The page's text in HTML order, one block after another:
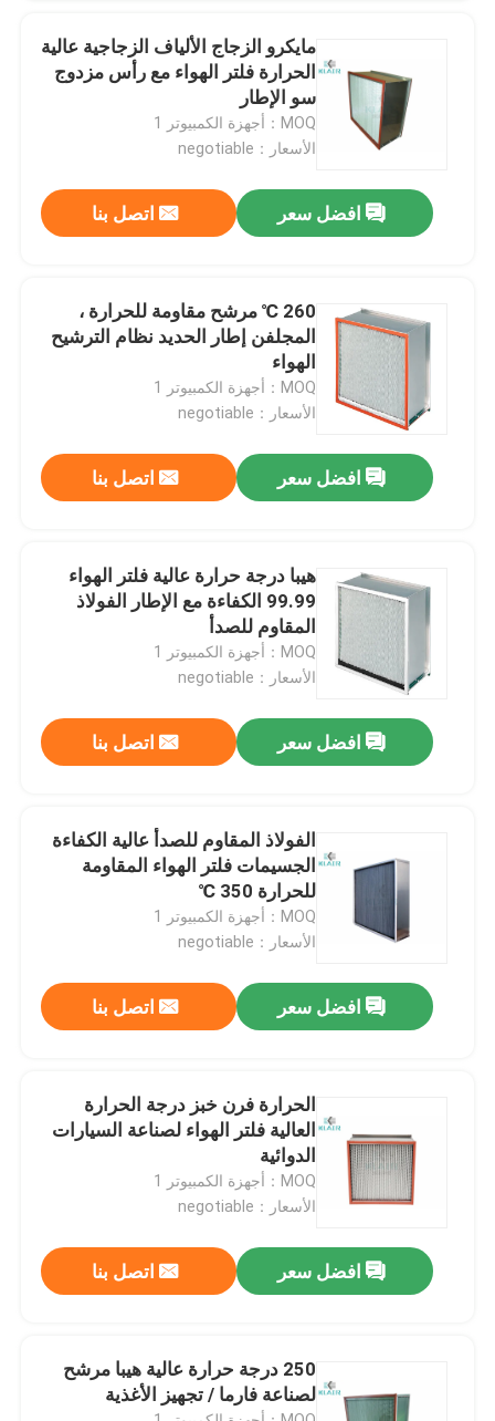
معلومات عنا
جولة في المعمل
اتصل بنا
اطلب اقتباس
مرشحات الهواء حقيبة
مايكرو الزجاج الألياف الزجاجية عالية
الحرارة فلتر الهواء مع رأس مزدوج
سو الإطار
MOQ：أجهزة الكمبيوتر 1
الأسعار：negotiable
افضل سعر اتصل بنا
260 ℃ مرشح مقاومة للحرارة ،
المجلفن إطار الحديد نظام الترشيح
الهواء
MOQ：أجهزة الكمبيوتر 1
الأسعار：negotiable
افضل سعر اتصل بنا
هيبا درجة حرارة عالية فلتر الهواء
99.99 الكفاءة مع الإطار الفولاذ
المقاوم للصدأ
MOQ：أجهزة الكمبيوتر 1
الأسعار：negotiable
افضل سعر اتصل بنا
الفولاذ المقاوم للصدأ عالية الكفاءة
الجسيمات فلتر الهواء المقاومة
للحرارة 350 ℃
MOQ：أجهزة الكمبيوتر 1
الأسعار：negotiable
افضل سعر اتصل بنا
الحرارة فرن خبز درجة الحرارة
العالية فلتر الهواء لصناعة السيارات
الدوائية
MOQ：أجهزة الكمبيوتر 1
الأسعار：negotiable
افضل سعر اتصل بنا
250 درجة حرارة عالية هيبا مرشح
لصناعة فارما / تجهيز الأغذية